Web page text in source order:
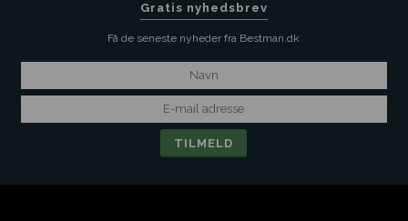
Gratis nyhedsbrev
Få de seneste nyheder fra Bestman.dk